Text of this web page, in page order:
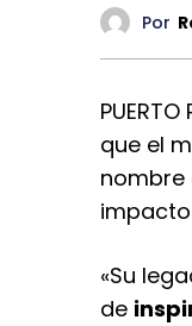
Por
que el
«Su
de